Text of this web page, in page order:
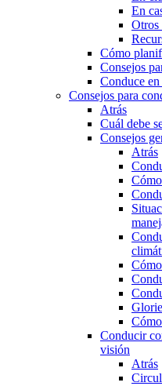
En
Otros
Cómo
Consejos
Conduce
Consejos para
Atrás
Cuál debe
Consejos
Atrás
Conducir
visión
Atrás